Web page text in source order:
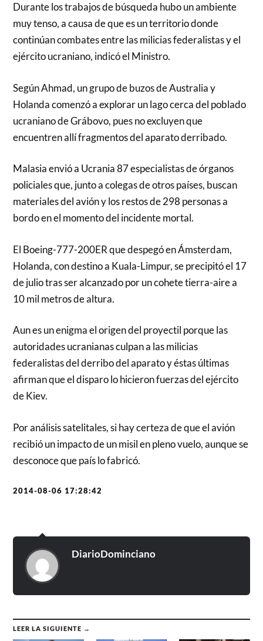
Durante los trabajos de búsqueda hubo un ambiente
muy tenso, a causa de que es un territorio donde
continúan combates entre las milicias federalistas y el
ejército ucraniano, indicó el Ministro.
Según Ahmad, un grupo de buzos de Australia y
Holanda comenzó a explorar un lago cerca del poblado
ucraniano de Grábovo, pues no excluyen que
encuentren allí fragmentos del aparato derribado.
Malasia envió a Ucrania 87 especialistas de órganos
policiales que, junto a colegas de otros países, buscan
materiales del avión y los restos de 298 personas a
bordo en el momento del incidente mortal.
El Boeing-777-200ER que despegó en Ámsterdam,
Holanda, con destino a Kuala-Limpur, se precipitó el 17
de julio tras ser alcanzado por un cohete tierra-aire a
10 mil metros de altura.
Aun es un enigma el origen del proyectil porque las
autoridades ucranianas culpan a las milicias
federalistas del derribo del aparato y éstas últimas
afirman que el disparo lo hicieron fuerzas del ejército
de Kiev.
Por análisis satelitales, si hay certeza de que el avión
recibió un impacto de un misil en pleno vuelo, aunque se
desconoce que país lo fabricó.
2014-08-06 17:28:42
DiarioDominciano
LEER LA SIGUIENTE →